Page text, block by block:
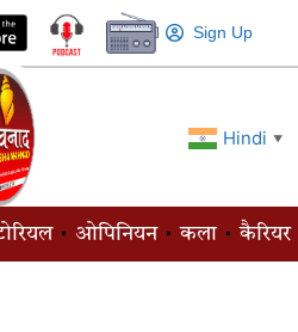
Sign Up
Hindi ▼
ओपिनियन कला कैरियर